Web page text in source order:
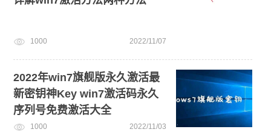
1000 2022/11/07
2022年win7旗舰版永久激活最
新密钥神Key win7激活码永久
序列号免费激活大全
1000 2022/11/03